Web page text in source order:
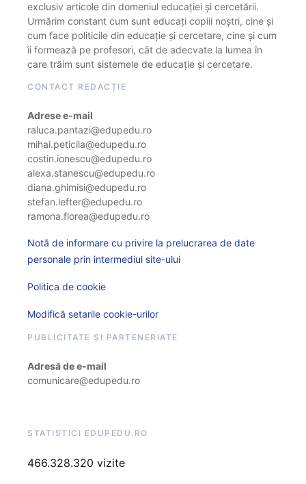
exclusiv articole din domeniul educației și cercetării.
Urmărim constant cum sunt educați copiii noștri, cine și
cum face politicile din educație și cercetare, cine și cum
îi formează pe profesori, cât de adecvate la lumea în
care trăim sunt sistemele de educație și cercetare.
CONTACT REDACȚIE
Adrese e-mail
raluca.pantazi@edupedu.ro
mihai.peticila@edupedu.ro
costin.ionescu@edupedu.ro
alexa.stanescu@edupedu.ro
diana.ghimisi@edupedu.ro
stefan.lefter@edupedu.ro
ramona.florea@edupedu.ro
Notă de informare cu privire la prelucrarea de date
personale prin intermediul site-ului
Politica de cookie
Modifică setarile cookie-urilor
PUBLICITATE ȘI PARTENERIATE
Adresă de e-mail
comunicare@edupedu.ro
STATISTICI EDUPEDU.RO
466.328.320 vizite